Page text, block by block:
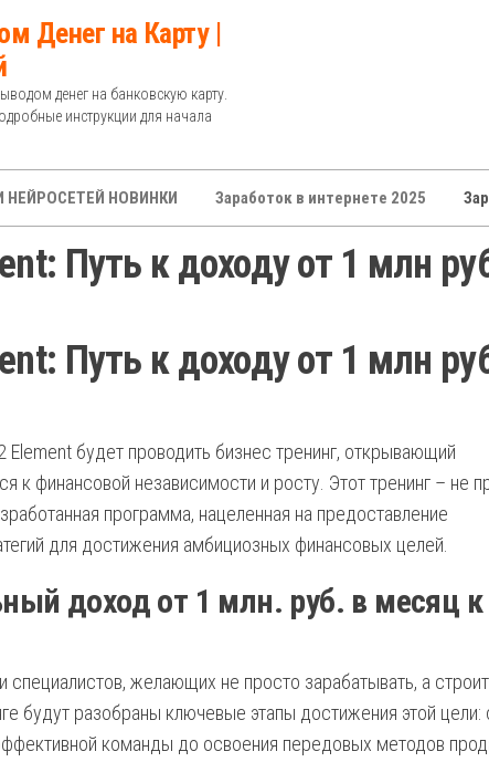
Денег на Карту |
денег на банковскую карту.
инструкции для начала
НЕЙРОСЕТЕЙ НОВИНКИ Заработок в интернете 2025
Путь к доходу от 1 млн
Путь к доходу от 1 млн
будет проводить бизнес тренинг, открывающий
к финансовой независимости и росту. Этот тренинг – не
программа, нацеленная на предоставление
для достижения амбициозных финансовых целей.
доход от 1 млн. руб. в месяц к
специалистов, желающих не просто зарабатывать, а
будут разобраны ключевые этапы достижения этой цели:
команды до освоения передовых методов